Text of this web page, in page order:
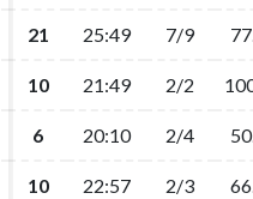
21 25:49 7/9
10 21:49 2/2
6 20:10 2/4
10 22:57 2/3
21 25:49 7/9
10 21:49 2/2
6 20:10 2/4
10 22:57 2/3